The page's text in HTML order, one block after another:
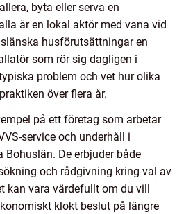
byta eller serva en
är en lokal aktör med vana vid
husförutsättningar en
som rör sig dagligen i
problem och vet hur olika
över flera år.
på ett företag som arbetar
service och underhåll i
Bohuslän. De erbjuder både
och rådgivning kring val av
kan vara värdefullt om du vill
klokt beslut på längre